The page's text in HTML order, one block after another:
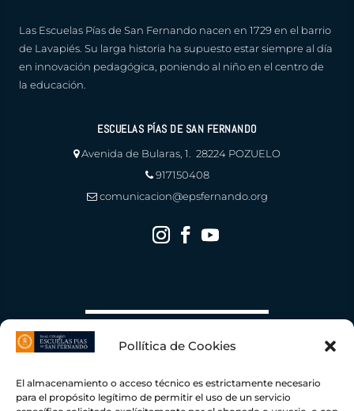
Pollítica de Cookies
El almacenamiento o acceso técnico es estrictamente necesario
para el propósito legítimo de permitir el uso de un servicio
Las Escuelas Pías de San Fernando nacen en 1729 en el barrio
de Lavapiés. Su larga historia ha supuesto estar siempre al día
en innovación pedagógica, poniendo al niño en el centro de
la educación.
ESCUELAS PÍAS DE SAN FERNANDO
Avenida de Bularas, 1. 28224 POZUELO
917150408
comunicacion@epsfernando.org